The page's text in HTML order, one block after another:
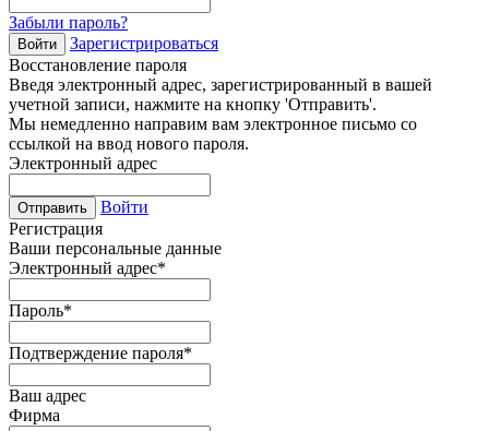
Забыли пароль?
Войти
Зарегистрироваться
Восстановление пароля
Введя электронный адрес, зарегистрированный в вашей
учетной записи, нажмите на кнопку 'Отправить'.
Мы немедленно направим вам электронное письмо со
ссылкой на ввод нового пароля.
Электронный адрес
Отправить
Войти
Регистрация
Ваши персональные данные
Электронный адрес*
Пароль*
Подтверждение пароля*
Ваш адрес
Фирма